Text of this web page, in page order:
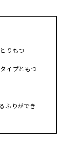
りもつ
イプともつ
ふりができ